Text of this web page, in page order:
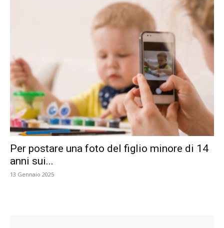
Per postare una foto del figlio minore di 14
anni sui...
13 Gennaio 2025